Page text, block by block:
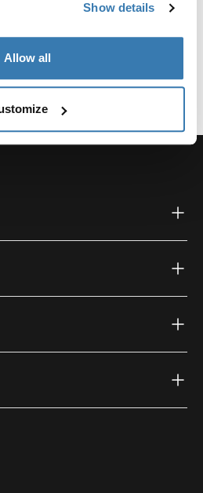
Show details
Allow all
(external link)
Instagram (external link)
on Youtube (external